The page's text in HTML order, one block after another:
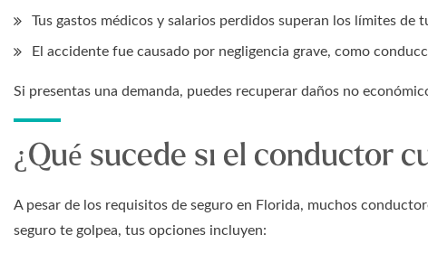
Tus gastos médicos y salarios perdidos superan los límites de
El accidente fue causado por negligencia grave, como
Si presentas una demanda, puedes recuperar daños no
¿Qué sucede si el conductor
A pesar de los requisitos de seguro en Florida, muchos
seguro te golpea, tus opciones incluyen: